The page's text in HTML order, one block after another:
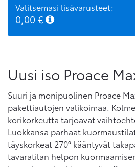
Valitsemasi lisävarusteet:
0,00 €
Uusi iso Proace
Suuri ja monipuolinen Proace
pakettiautojen valikoimaa.
korikorkeutta tarjoavat
Luokkansa parhaat
täyskorkeat 270° kääntyvät
tavaratilan helpon